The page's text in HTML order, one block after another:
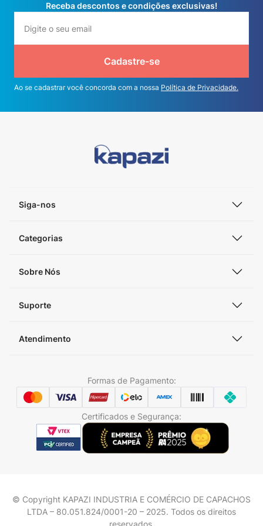
Receba descontos e condições exclusivas!
Cadastre-se
Ao se cadastrar você concorda com a nossa Política de Privacidade.
Siga-nos
Categorias
Sobre Nós
Suporte
Atendimento
Formas de Pagamento:
Certificados e Segurança:
© Copyright KAPAZI INDUSTRIA E COMÉRCIO DE CAPACHOS
LTDA – 80.051.824/0001-20 – 2025. Todos os direitos
reservados.